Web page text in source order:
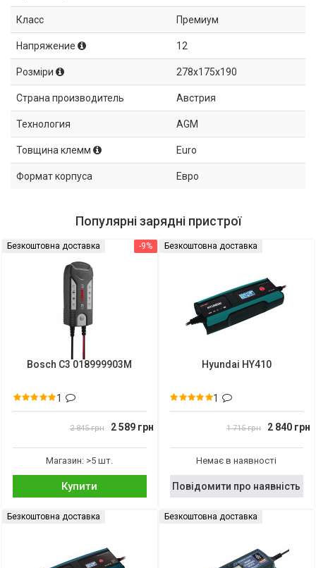
Класс Премиум
Напряжение 12
Розміри 278x175x190
Страна производитель Австрия
Технология AGM
Товщина клемм Euro
Формат корпуса Евро
Популярні зарядні пристрої
-9%
Безкоштовна доставка
Bosch C3 018999903M
1
2 845 грн 2 589 грн
Магазин: >5 шт.
Купити
Безкоштовна доставка
Hyundai HY410
1
1 715 грн 2 840 грн
Немає в наявності
Повідомити про наявність
Безкоштовна доставка Безкоштовна доставка